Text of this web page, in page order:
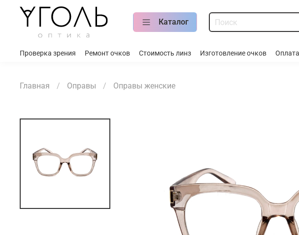
Каталог
Проверка зрения Ремонт очков Стоимость линз Изготовление очков
Главная Оправы Оправы женские